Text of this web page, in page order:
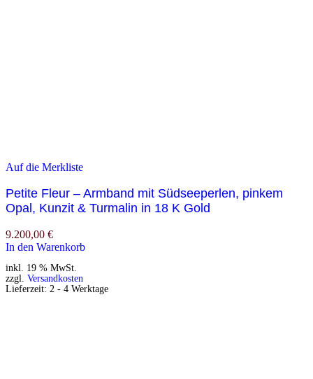
Auf die Merkliste
Petite Fleur – Armband mit Südseeperlen, pinkem
Opal, Kunzit & Turmalin in 18 K Gold
9.200,00 €
In den Warenkorb
inkl. 19 % MwSt.
zzgl. Versandkosten
Lieferzeit: 2 - 4 Werktage